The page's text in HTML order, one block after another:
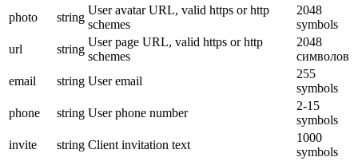
photo
string
User avatar URL, valid https or http
schemes
2048
symbols
url
string
User page URL, valid https or http
schemes
2048
символов
email
string User email
255
symbols
phone
string User phone number
2-15
symbols
invite
string Client invitation text
1000
symbols